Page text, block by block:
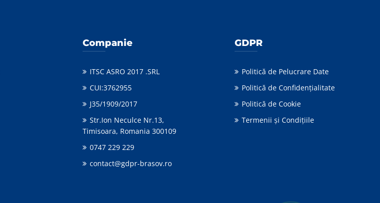
Companie
ITSC ASRO 2017 .SRL
CUI:3762955
J35/1909/2017
Str.Ion Neculce Nr.13,
Timisoara, Romania 300109
0747 229 229
contact@gdpr-brasov.ro
GDPR
Politică de Pelucrare Date
Politică de Confidențialitate
Politică de Cookie
Termenii şi Condiţiile